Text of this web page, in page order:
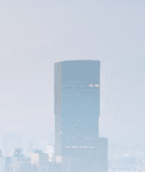
提供私有化部署
日常管理。
营、线上线下一体
场行业进入智慧零
码体验